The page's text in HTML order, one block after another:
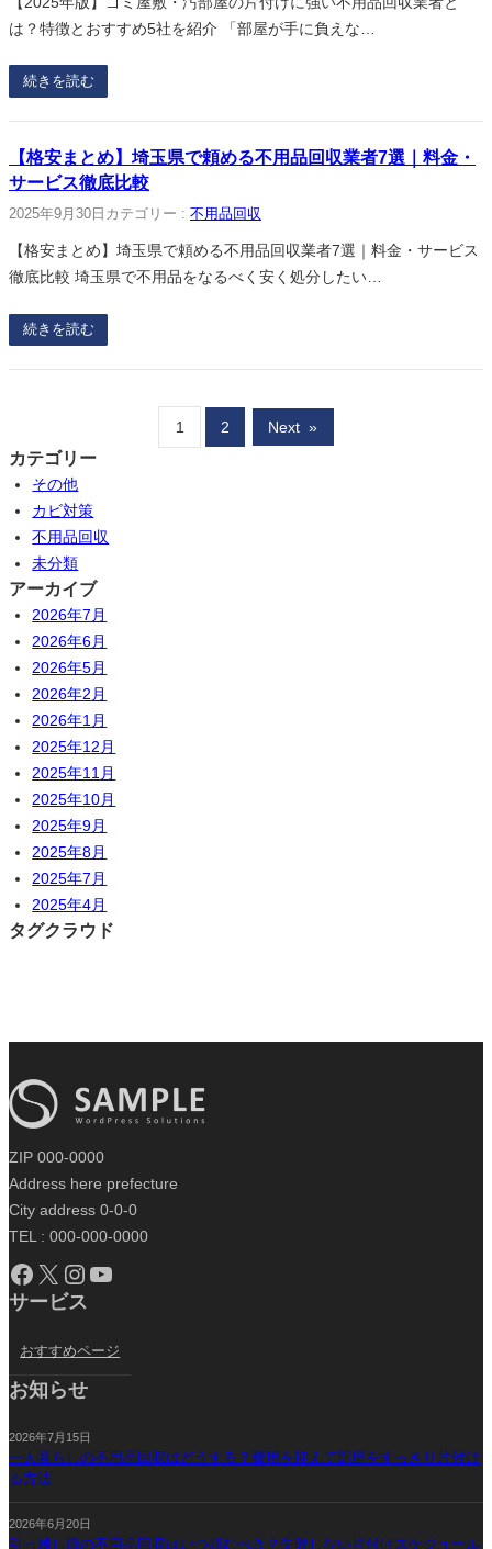
は？特徴とおすすめ5社を紹介 「部屋が手に負えな…
続きを読む
【格安まとめ】埼玉県で頼める不用品回収業者7選｜料金・
サービス徹底比較
2025年9月30日 カテゴリー : 不用品回収
【格安まとめ】埼玉県で頼める不用品回収業者7選｜料金・サービス
徹底比較 埼玉県で不用品をなるべく安く処分したい…
続きを読む
1 2 Next »
カテゴリー
その他
カビ対策
不用品回収
未分類
アーカイブ
2026年7月
2026年6月
2026年5月
2026年2月
2026年1月
2025年12月
2025年11月
2025年10月
2025年9月
2025年8月
2025年7月
2025年4月
タグクラウド
ZIP 000-0000
Address here prefecture
City address 0-0-0
TEL : 000-000-0000
Facebook X Instagram YouTube
サービス
おすすめページ
お知らせ
2026年7月15日
一人暮らしの不用品回収はどうする？費用を抑えて部屋をすっきり片付け
る方法
2026年6月20日
引っ越し前の不用品回収はいつ頼むべき？失敗しない片付けスケジュール